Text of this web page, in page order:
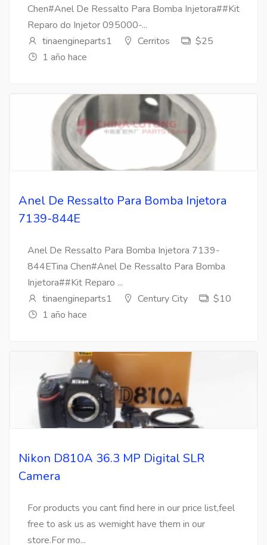
Chen#Anel De Ressalto Para Bomba Injetora##Kit
Reparo do Injetor 095000-...
tinaengineparts1
Cerritos
$25
1 año hace
Anel De Ressalto Para Bomba Injetora
7139-844E
Anel De Ressalto Para Bomba Injetora 7139-
844ETina Chen#Anel De Ressalto Para Bomba
Injetora##Kit Reparo ...
tinaengineparts1
Century City
$10
1 año hace
Nikon D810A 36.3 MP Digital SLR
Camera
For products you cant find here in our price list,feel
free to ask us as wemight have them in our
store.For mo...